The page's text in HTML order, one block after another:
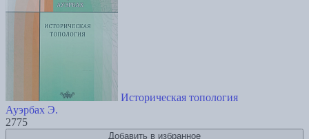
Историческая топология
Ауэрбах Э.
2775
Добавить в избранное